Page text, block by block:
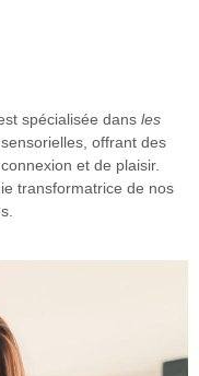
spécialisée dans les
offrant des
et de plaisir.
transformatrice de nos